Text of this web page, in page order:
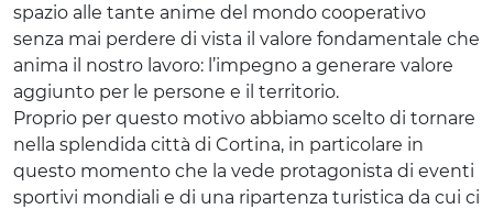
spazio alle tante anime del mondo cooperativo
senza mai perdere di vista il valore fondamentale che
anima il nostro lavoro: l’impegno a generare valore
aggiunto per le persone e il territorio.
Proprio per questo motivo abbiamo scelto di tornare
nella splendida città di Cortina, in particolare in
questo momento che la vede protagonista di eventi
sportivi mondiali e di una ripartenza turistica da cui ci